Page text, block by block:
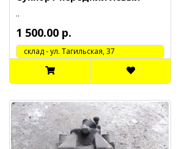
..
1 500.00 р.
cклад - ул. Тагильская, 37